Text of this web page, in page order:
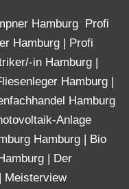
Hamburg Profi
Hamburg | Profi
in Hamburg |
Hamburg |
Hamburg
Anlage
Hamburg | Bio
| Der
| Meisterview